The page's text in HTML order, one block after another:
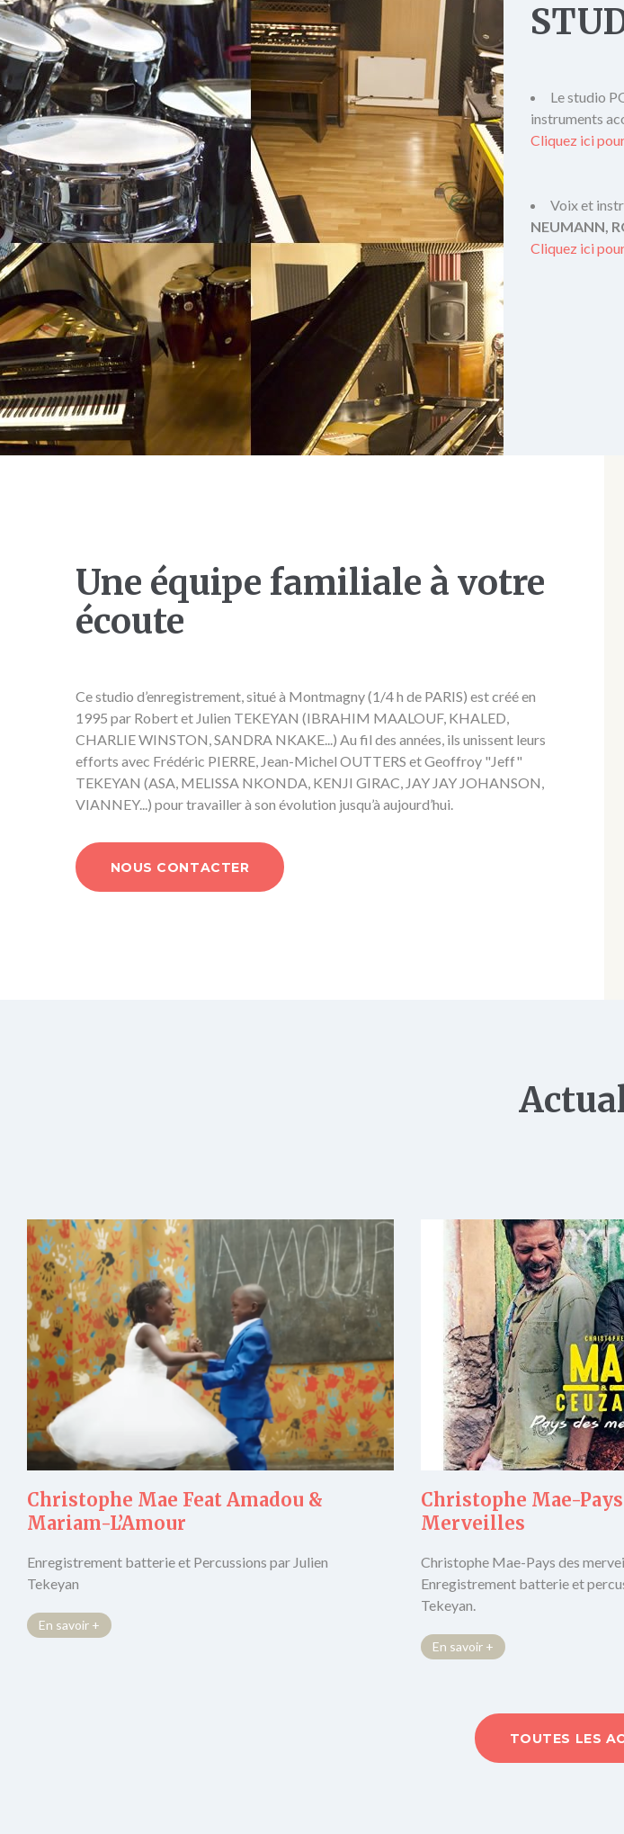
Le studio
instruments
Cliquez ici
Voix et
NEUMANN,
Cliquez ici
Une équipe familiale à votre
écoute
Ce studio d’enregistrement, situé à Montmagny (1/4 h de PARIS) est créé en
1995 par Robert et Julien TEKEYAN (IBRAHIM MAALOUF, KHALED,
CHARLIE WINSTON, SANDRA NKAKE...) Au fil des années, ils unissent leurs
efforts avec Frédéric PIERRE, Jean-Michel OUTTERS et Geoffroy "Jeff"
TEKEYAN (ASA, MELISSA NKONDA, KENJI GIRAC, JAY JAY JOHANSON,
VIANNEY...) pour travailler à son évolution jusqu’à aujourd’hui.
NOUS CONTACTER
Robert Jeff Julien
Christophe Mae Feat Amadou &
Mariam-L’Amour
Enregistrement batterie et Percussions par Julien
Tekeyan
En savoir +
Christophe Mae-
Merveilles
Christophe Mae-Pays des
Enregistrement batterie et
Tekeyan.
En savoir +
TOUTES LES